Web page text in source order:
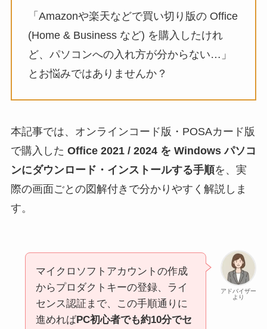
「Amazonや楽天などで買い切り版の Office
(Home & Business など) を購入したけれ
ど、パソコンへの入れ方が分からない…」
とお悩みではありませんか？
本記事では、オンラインコード版・POSAカード版
で購入した Office 2021 / 2024 を Windows パソコ
ンにダウンロード・インストールする手順を、実
際の画面ごとの図解付きで分かりやすく解説しま
す。
アドバイザー
より
マイクロソフトアカウントの作成
からプロダクトキーの登録、ライ
センス認証まで、この手順通りに
進めればPC初心者でも約10分でセ